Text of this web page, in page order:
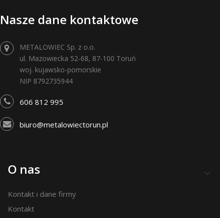
Nasze dane kontaktowe
606 812 995
biuro@metalowiectorun.pl
METALOWIEC Sp. z o.o.
ul. Mazowiecka 52-68, 87-100 Toruń
woj. kujawsko-pomorskie
NIP 8792735944
Linki w stopce
O nas
Kontakt i dane firmy
Kontakt